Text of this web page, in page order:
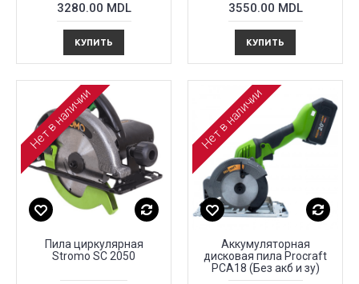
3280.00 MDL
КУПИТЬ
3550.00 MDL
КУПИТЬ
Нет в наличии
Пила циркулярная
Stromo SC 2050
Нет в наличии
Аккумуляторная
дисковая пила Procraft
PCA18 (Без акб и зу)